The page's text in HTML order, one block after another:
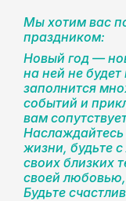
Мы хотим вас
праздником:
Новый год —
на ней не будет
заполнится
событий и
вам
жизни, будьте
своих близких
своей любовью,
Будьте